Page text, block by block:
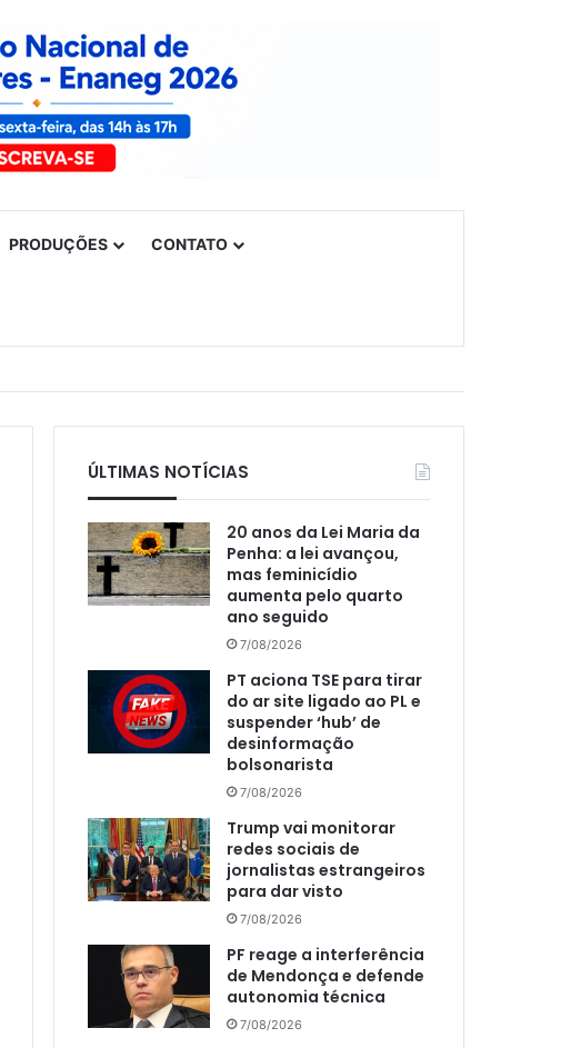
PRODUÇÕES CONTATO
ÚLTIMAS NOTÍCIAS
20 anos da Lei Maria da
Penha: a lei avançou,
mas feminicídio
aumenta pelo quarto
ano seguido
7/08/2026
PT aciona TSE para tirar
do ar site ligado ao PL e
suspender ‘hub’ de
desinformação
bolsonarista
7/08/2026
Trump vai monitorar
redes sociais de
jornalistas estrangeiros
para dar visto
7/08/2026
PF reage a interferência
de Mendonça e defende
autonomia técnica
7/08/2026